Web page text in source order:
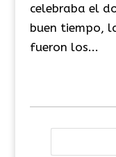
celebraba el
buen tiempo,
fueron los...